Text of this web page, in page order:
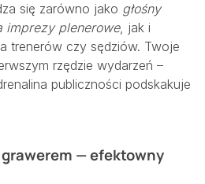
się zarówno jako głośny
imprezy plenerowe, jak i
trenerów czy sędziów. Twoje
rzędzie wydarzeń –
publiczności podskakuje
— efektowny